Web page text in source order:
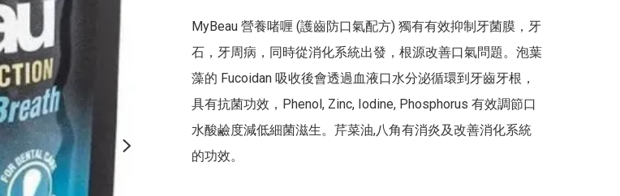
MyBeau 營養啫喱 (護齒防口氣配方) 獨有有效抑制牙菌膜，牙
石，牙周病，同時從消化系統出發，根源改善口氣問題。泡葉
藻的 Fucoidan 吸收後會透過血液口水分泌循環到牙齒牙根，
具有抗菌功效，Phenol, Zinc, Iodine, Phosphorus 有效調節口
水酸鹼度減低細菌滋生。芹菜油,八角有消炎及改善消化系統
的功效。